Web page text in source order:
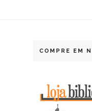
COMPRE EM